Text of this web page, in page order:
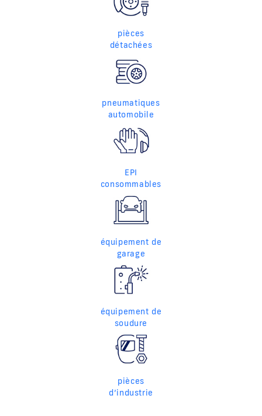
pièces
détachées
pneumatiques
automobile
EPI
consommables
équipement de
garage
équipement de
soudure
pièces
d’industrie